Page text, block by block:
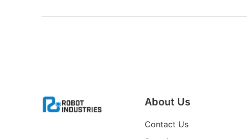
About Us
Contact Us